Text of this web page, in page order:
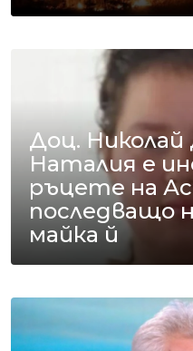
Доц.
Наталия е
ръцете на
последващо
майка й